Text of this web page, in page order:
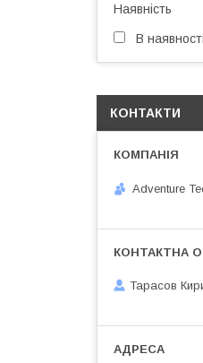
Наявність
В наявності
КОНТАКТИ
Adventure
Тарасов